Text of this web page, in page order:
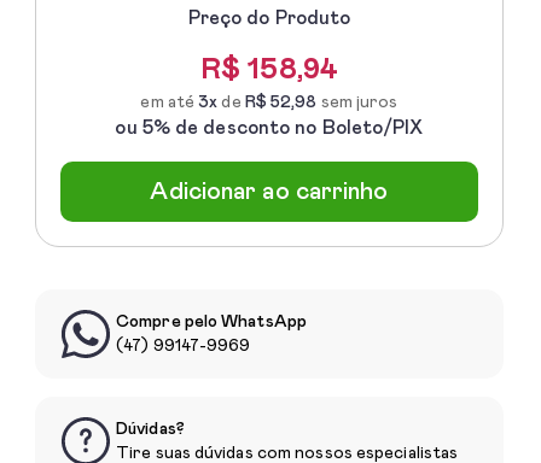
Preço do Produto
R$158,94
em até3x de R$ 52,98 sem juros
ou 5% de desconto no Boleto/PIX
Adicionar ao carrinho
Compre pelo WhatsApp
(47) 99147-9969
Dúvidas?
Tire suas dúvidas com nossos especialistas